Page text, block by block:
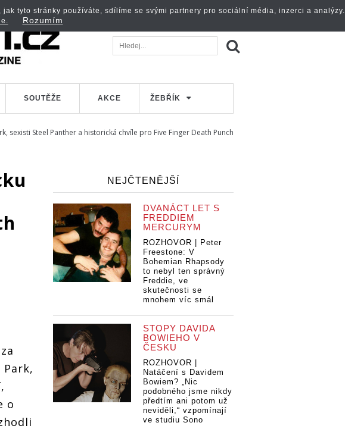
SOUTĚŽE AKCE ŽEBŘÍK
sexisti Steel Panther a historická chvíle pro Five Finger Death Punch
o
NEJČTENĚJŠÍ
DVANÁCT LET S
FREDDIEM
MERCURYM
ROZHOVOR | Peter
Freestone: V
Bohemian Rhapsody
to nebyl ten správný
Freddie, ve
skutečnosti se
mnohem víc smál
STOPY DAVIDA
BOWIEHO V
ČESKU
ROZHOVOR |
Natáčení s Davidem
Bowiem? „Nic
podobného jsme nikdy
předtím ani potom už
neviděli,“ vzpomínají
ve studiu Sono
tyto stránky používáte, sdílíme se svými partnery pro sociální média, inzerci a analýzy.
Rozumím